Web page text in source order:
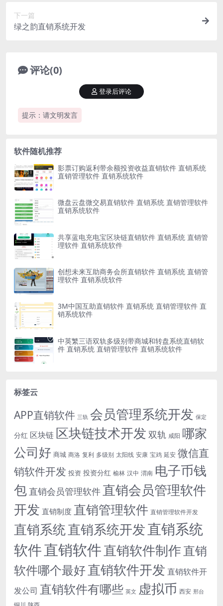
下一篇
绿之韵直销系统开发
评论(0)
提示：请文明发言
登录后评论
软件随机推荐
影票订购返利带余额投资收益直销软件 直销系统
直销管理软件 直销系统软件
微盘云盘微交易直销软件 直销系统 直销管理软件
直销系统软件
共享蓝电充电宝区块链直销软件 直销系统 直销管
理软件 直销系统软件
创想未来互助商务会所直销软件 直销系统 直销管
理软件 直销系统软件
3M中国互助直销软件 直销系统 直销管理软件 直
销系统软件
中英繁三语双轨多级别带商城和转盘系统直销软
件 直销系统 直销管理软件 直销系统软件
标签云
APP直销软件 三轨 会员管理系统开发 保定
分红 区块链 区块链技术开发 双轨 咸阳 哪家
公司好 商城 商洛 复利 多级别 太阳线 安康 宝鸡 延安 微信直
销软件开发 投资 投资分红 榆林 汉中 渭南 电子币钱
包 直销会员管理软件 直销会员管理软件
开发 直销制度 直销管理软件 直销管理软件开发
直销系统直销系统开发直销系统
软件直销软件直销软件制作直销
软件哪个最好直销软件开发 直销软件开
发公司 直销软件有哪些 英文 虚拟币 西安 邢台